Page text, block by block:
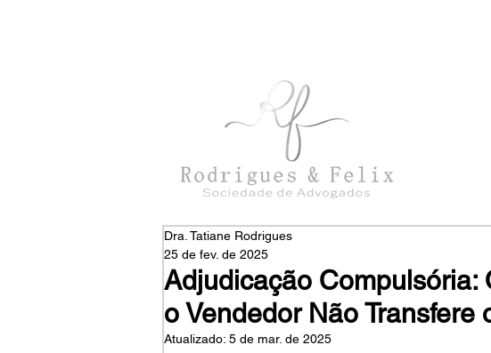
Adjudicação Compulsória:
o Vendedor Não Transfere
Dra. Tatiane Rodrigues
25 de fev. de 2025
Atualizado: 5 de mar. de 2025